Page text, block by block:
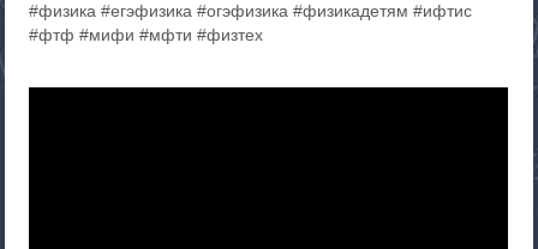
#физика #егэфизика #огэфизика #физикадетям #ифтис
#фтф #мифи #мфти #физтех